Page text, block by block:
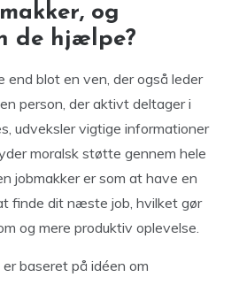
og
de hjælpe?
end blot en ven, der også leder
person, der aktivt deltager i
udveksler vigtige informationer
moralsk støtte gennem hele
jobmakker er som at have en
finde dit næste job, hvilket gør
og mere produktiv oplevelse.
baseret på idéen om